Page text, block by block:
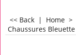
<< Back | Home >
Chaussures